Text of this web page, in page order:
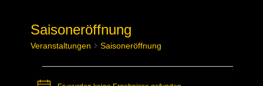
Saisoneröffnung
Veranstaltungen Saisoneröffnung
Veranstaltungen